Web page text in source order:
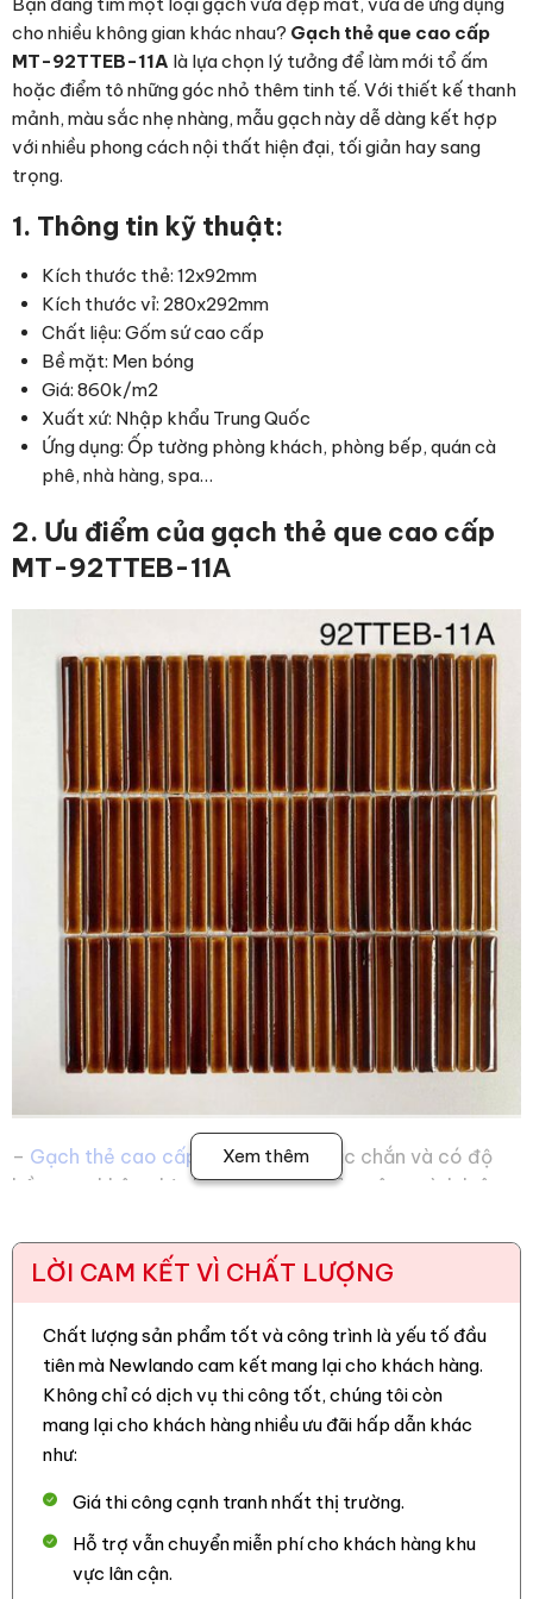
Bạn đang tìm một loại gạch vừa đẹp mắt, vừa dễ ứng dụng
cho nhiều không gian khác nhau? Gạch thẻ que cao cấp
MT-92TTEB-11A là lựa chọn lý tưởng để làm mới tổ ấm
hoặc điểm tô những góc nhỏ thêm tinh tế. Với thiết kế thanh
mảnh, màu sắc nhẹ nhàng, mẫu gạch này dễ dàng kết hợp
với nhiều phong cách nội thất hiện đại, tối giản hay sang
trọng.
1. Thông tin kỹ thuật:
Kích thước thẻ: 12x92mm
Kích thước vỉ: 280x292mm
Chất liệu: Gốm sứ cao cấp
Bề mặt: Men bóng
Giá: 860k/m2
Xuất xứ: Nhập khẩu Trung Quốc
Ứng dụng: Ốp tường phòng khách, phòng bếp, quán cà
phê, nhà hàng, spa…
2. Ưu điểm của gạch thẻ que cao cấp
MT-92TTEB-11A
– Gạch thẻ cao cấp
có cấu tạo chắc chắn và có độ
bền cao, không bị phai màu, đảm bảo công trình luôn
– Hình dạng thẻ que mang lại cảm giác thanh thoát, phù hợp
với phong cách nội thất tối giản, hiện đại và cao cấp, tạo
chiều sâu, hiệu ứng ánh sáng và điểm nhấn độc đáo cho mọi
bức tường.
– Màu sắc trang nhã, dễ phối với nhiều chất liệu khác như gỗ,
đá, sơn, kính.
chống chịu được acid kiếm, chống mài mòn với những sản
phẩm tẩy rửa thông dụng.
– Khả năng chống trơn trượt tốt, phù hợp với những điểm
Xem thêm
LỜI CAM KẾT VÌ CHẤT LƯỢNG
Chất lượng sản phẩm tốt và công trình là yếu tố đầu
tiên mà Newlando cam kết mang lại cho khách hàng.
Không chỉ có dịch vụ thi công tốt, chúng tôi còn
mang lại cho khách hàng nhiều ưu đãi hấp dẫn khác
như:
Giá thi công cạnh tranh nhất thị trường.
Hỗ trợ vẫn chuyển miễn phí cho khách hàng khu
vực lân cận.